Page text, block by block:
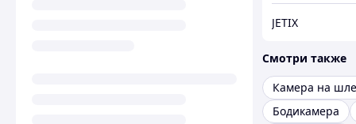
JETIX
Смотри также
Камера на
Бодикамера